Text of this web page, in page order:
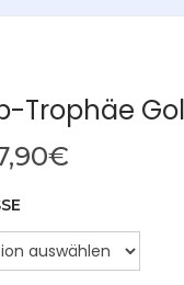
Trophäe
€